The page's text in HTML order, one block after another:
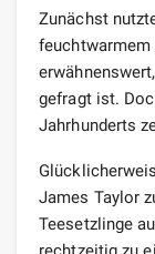
Zunächst
feuchtwarmem
gefragt ist.
Jahrhunderts
James Taylor
Teesetzlinge